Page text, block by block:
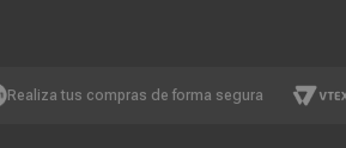
Realiza tus compras de forma segura